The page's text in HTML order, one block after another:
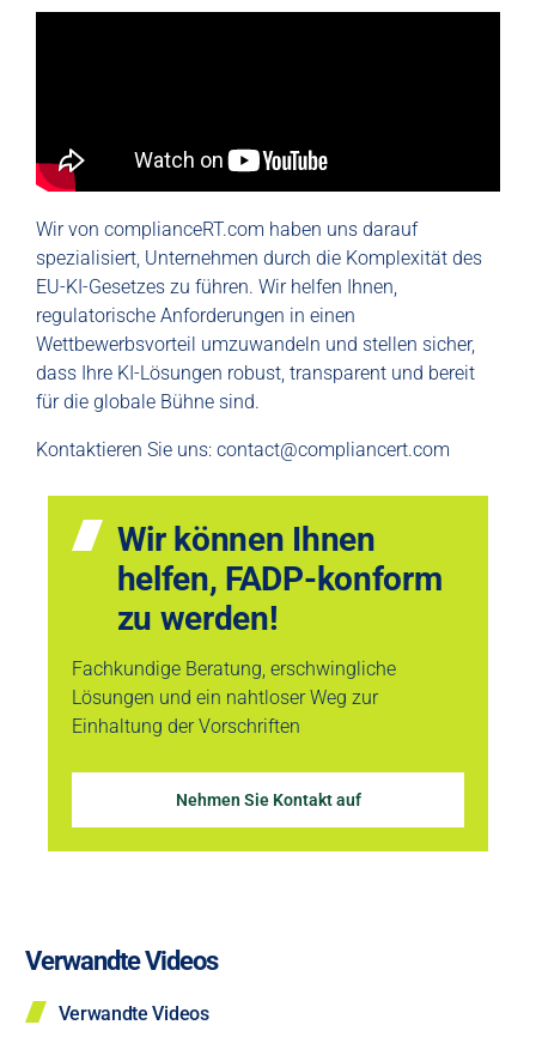
Wir von complianceRT.com haben uns darauf
spezialisiert, Unternehmen durch die Komplexität des
EU-KI-Gesetzes zu führen. Wir helfen Ihnen,
regulatorische Anforderungen in einen
Wettbewerbsvorteil umzuwandeln und stellen sicher,
dass Ihre KI-Lösungen robust, transparent und bereit
für die globale Bühne sind.
Kontaktieren Sie uns: contact@compliancert.com
Wir können Ihnen
helfen, FADP-konform
zu werden!
Fachkundige Beratung, erschwingliche
Lösungen und ein nahtloser Weg zur
Einhaltung der Vorschriften
Nehmen Sie Kontakt auf
Verwandte Videos
Verwandte Videos